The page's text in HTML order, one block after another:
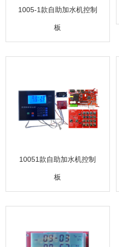
1005-1款自助加水机控制
板
10051款自助加水机控制
板